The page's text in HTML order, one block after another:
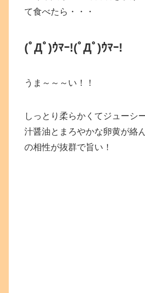
て食べたら・・・
(ﾟДﾟ)ｳﾏｰ!(ﾟДﾟ)ｳﾏｰ!
うま～～～い！！
しっとり柔らかくてジューシ
汁醤油とまろやかな卵黄が絡
の相性が抜群で旨い！